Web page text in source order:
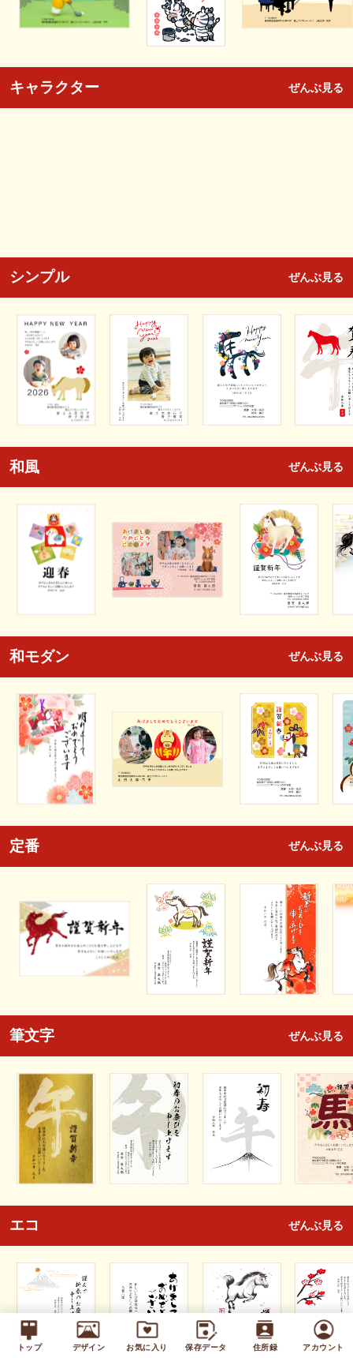
トップ デザイン お気に入り 保存データ 住所録 アカウント
キャラクター ぜんぶ見る
シンプル ぜんぶ見る
和風 ぜんぶ見る
和モダン ぜんぶ見る
定番 ぜんぶ見る
筆文字 ぜんぶ見る
エコ ぜんぶ見る